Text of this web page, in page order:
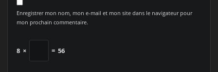
Enregistrer mon nom, mon e-mail et mon site dans le navigateur pour
mon prochain commentaire.
8 × = 56